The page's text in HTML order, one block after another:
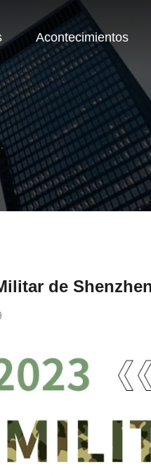
Acontecimientos
de